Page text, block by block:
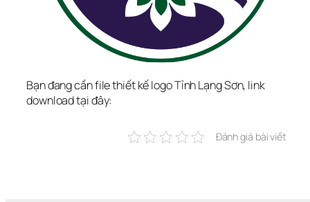
Bạn đang cần file thiết kế logo Tỉnh Lạng Sơn, link
download tại đây:
Đánh giá bài viết